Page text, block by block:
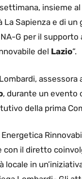
insieme
La Sapienza e di
G per il
del Lazio“.
, durante un evento
della prima
Energetica
con il diretto
locale in